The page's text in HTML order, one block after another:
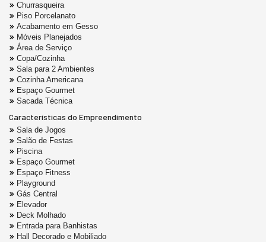
Churrasqueira
Piso Porcelanato
Acabamento em Gesso
Móveis Planejados
Área de Serviço
Copa/Cozinha
Sala para 2 Ambientes
Cozinha Americana
Espaço Gourmet
Sacada Técnica
Características do Empreendimento
Sala de Jogos
Salão de Festas
Piscina
Espaço Gourmet
Espaço Fitness
Playground
Gás Central
Elevador
Deck Molhado
Entrada para Banhistas
Hall Decorado e Mobiliado